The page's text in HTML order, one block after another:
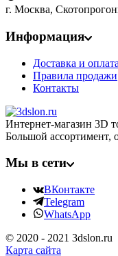
г. Москва,
Информация
Доставка и оплата
Правила продажи
Контакты
Интернет-магазин 3D
Большой ассортимент,
Мы в сети
ВКонтакте
Telegram
WhatsApp
© 2020 - 2021 3dslon.ru
Карта сайта